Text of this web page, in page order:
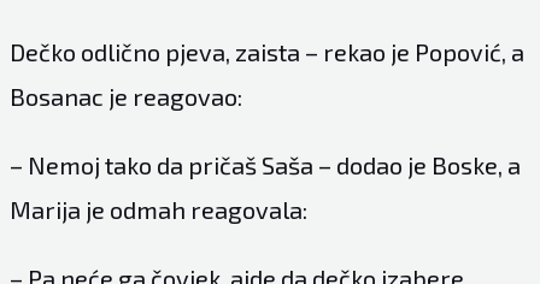
Dečko odlično pjeva, zaista – rekao je Popović, a
Bosanac je reagovao:
– Nemoj tako da pričaš Saša – dodao je Boske, a
Marija je odmah reagovala:
– Pa neće ga čovjek, ajde da dečko izabere